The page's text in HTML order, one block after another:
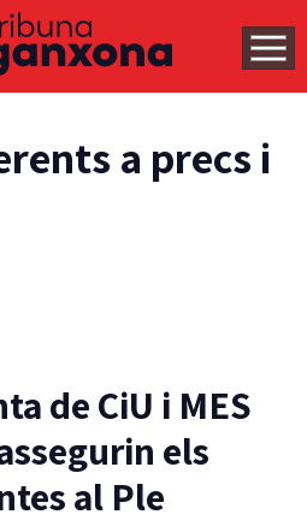
a precs i
de CiU i MES
els
al Ple